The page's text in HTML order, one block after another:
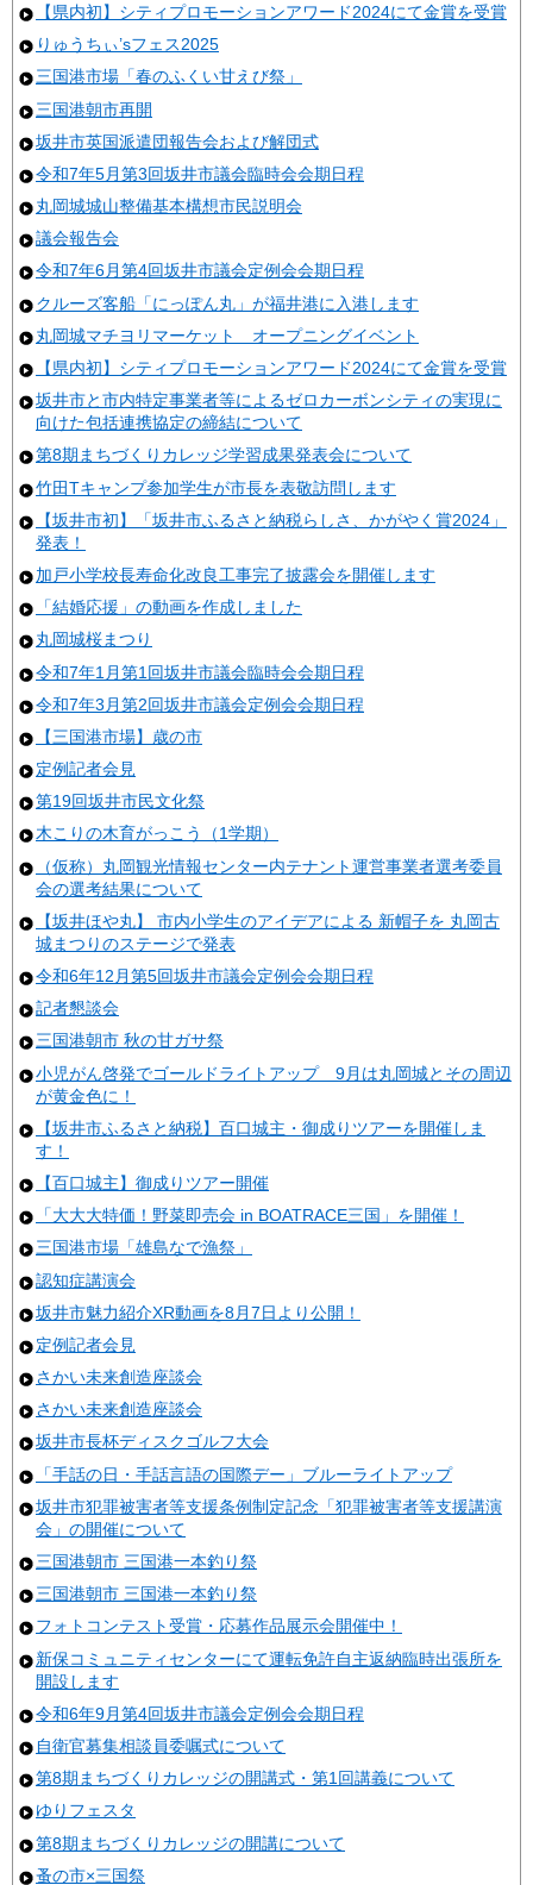
【県内初】シティプロモーションアワード2024にて金賞を受賞
りゅうちぃ’sフェス2025
三国港市場「春のふくい甘えび祭」
三国港朝市再開
坂井市英国派遣団報告会および解団式
令和7年5月第3回坂井市議会臨時会会期日程
丸岡城城山整備基本構想市民説明会
議会報告会
令和7年6月第4回坂井市議会定例会会期日程
クルーズ客船「にっぽん丸」が福井港に入港します
丸岡城マチヨリマーケット オープニングイベント
【県内初】シティプロモーションアワード2024にて金賞を受賞
坂井市と市内特定事業者等によるゼロカーボンシティの実現に
向けた包括連携協定の締結について
第8期まちづくりカレッジ学習成果発表会について
竹田Tキャンプ参加学生が市長を表敬訪問します
【坂井市初】「坂井市ふるさと納税らしさ、かがやく賞2024」
発表！
加戸小学校長寿命化改良工事完了披露会を開催します
「結婚応援」の動画を作成しました
丸岡城桜まつり
令和7年1月第1回坂井市議会臨時会会期日程
令和7年3月第2回坂井市議会定例会会期日程
【三国港市場】歳の市
定例記者会見
第19回坂井市民文化祭
木こりの木育がっこう（1学期）
（仮称）丸岡観光情報センター内テナント運営事業者選考委員
会の選考結果について
【坂井ほや丸】 市内小学生のアイデアによる 新帽子を 丸岡古
城まつりのステージで発表
令和6年12月第5回坂井市議会定例会会期日程
記者懇談会
三国港朝市 秋の甘ガサ祭
小児がん啓発でゴールドライトアップ 9月は丸岡城とその周辺
が黄金色に！
【坂井市ふるさと納税】百口城主・御成りツアーを開催しま
す！
【百口城主】御成りツアー開催
「大大大特価！野菜即売会 in BOATRACE三国」を開催！
三国港市場「雄島なで漁祭」
認知症講演会
坂井市魅力紹介XR動画を8月7日より公開！
定例記者会見
さかい未来創造座談会
さかい未来創造座談会
坂井市長杯ディスクゴルフ大会
「手話の日・手話言語の国際デー」ブルーライトアップ
坂井市犯罪被害者等支援条例制定記念「犯罪被害者等支援講演
会」の開催について
三国港朝市 三国港一本釣り祭
三国港朝市 三国港一本釣り祭
フォトコンテスト受賞・応募作品展示会開催中！
新保コミュニティセンターにて運転免許自主返納臨時出張所を
開設します
令和6年9月第4回坂井市議会定例会会期日程
自衛官募集相談員委嘱式について
第8期まちづくりカレッジの開講式・第1回講義について
ゆりフェスタ
第8期まちづくりカレッジの開講について
蚤の市×三国祭